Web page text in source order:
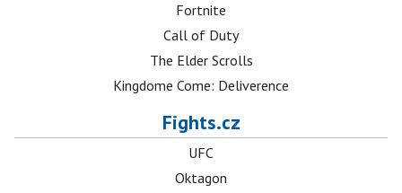
Fortnite
Call of Duty
The Elder Scrolls
Kingdome Come: Deliverence
Fights.cz
UFC
Oktagon